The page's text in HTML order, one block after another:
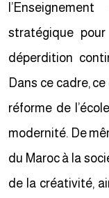
stratégique
déperdition
Dans ce cadre,
réforme de
modernité. De
du Maroc à la
de la créativité,